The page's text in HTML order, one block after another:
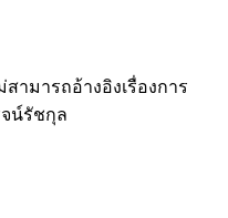
ามารถอ้างอิงเรื่องการ
น์รัชกุล